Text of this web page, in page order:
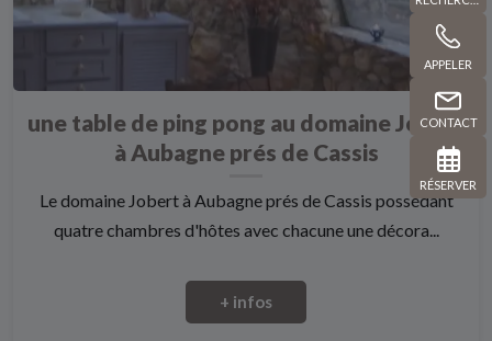
APPELER
CONTACT
RÉSERVER
une table de ping pong au domaine Jobert
à Aubagne prés de Cassis
Le domaine Jobert à Aubagne prés de Cassis possédant
quatre chambres d'hôtes avec chacune une décora...
+ infos